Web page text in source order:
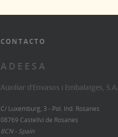
CONTACTO
A D E E S A
Auxiliar d'Envasos i Embalatges, S.A.
C/ Luxemburg, 3 - Pol. Ind. Rosanes
08769 Castellví de Rosanes
BCN - Spain